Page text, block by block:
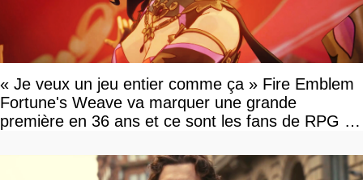
« Je veux un jeu entier comme ça » Fire Emblem
Fortune's Weave va marquer une grande
première en 36 ans et ce sont les fans de RPG en